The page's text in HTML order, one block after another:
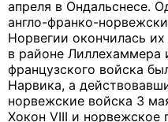
апреля в Ондальснесе.
англо-франко-
Норвегии окончилась
в районе Лиллехаммера
французского войска
Нарвика, а
норвежские войска 3
Хокон VIII и норвежское